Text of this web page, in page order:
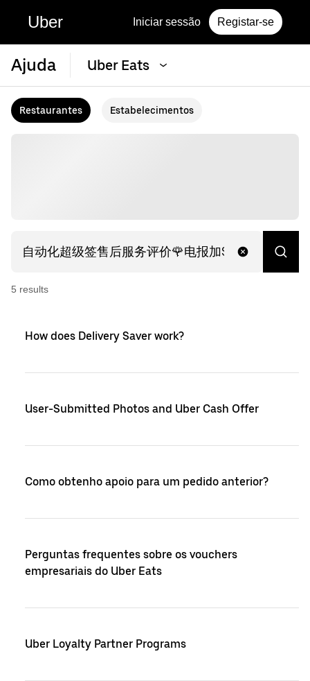
Uber Iniciar sessão Registar-se
Ajuda Uber Eats
Restaurantes Estabelecimentos
5 results
How does Delivery Saver work?
User-Submitted Photos and Uber Cash Offer
Como obtenho apoio para um pedido anterior?
Perguntas frequentes sobre os vouchers
empresariais do Uber Eats
Uber Loyalty Partner Programs